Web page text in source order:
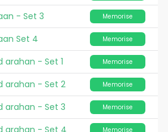
- Set 3 Memorise
Set 4 Memorise
arahan - Set 1 Memorise
arahan - Set 2 Memorise
arahan - Set 3 Memorise
arahan - Set 4 Memorise